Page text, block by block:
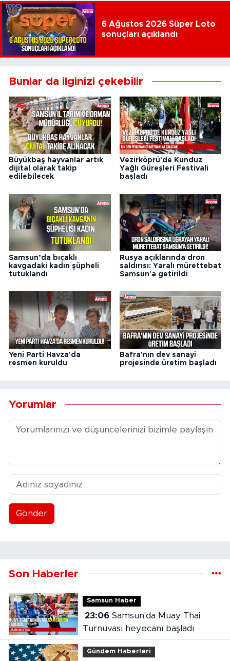
6 Ağustos 2026 Süper Loto
sonuçları açıklandı
Bunlar da ilginizi çekebilir
Büyükbaş hayvanlar artık
dijital olarak takip
edilebilecek
Vezirköprü'de Kunduz
Yağlı Güreşleri Festivali
başladı
Samsun’da bıçaklı
kavgadaki kadın şüpheli
tutuklandı
Rusya açıklarında dron
saldırısı: Yaralı mürettebat
Samsun'a getirildi
Yeni Parti Havza'da
resmen kuruldu
Bafra'nın dev sanayi
projesinde üretim başladı
Yorumlar
Gönder
Son Haberler
Samsun Haber
23:06Samsun'da Muay Thai
Turnuvası heyecanı başladı
Gündem Haberleri